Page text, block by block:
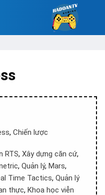
, Chiến lược
RTS, Xây dựng căn cứ,
, Quản lý, Mars,
Time Tactics, Quản lý
thực, Khoa học viễn